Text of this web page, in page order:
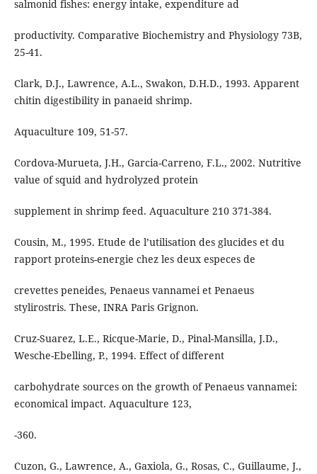
salmonid fishes: energy intake, expenditure ad
productivity. Comparative Biochemistry and Physiology 73B,
25-41.
Clark, D.J., Lawrence, A.L., Swakon, D.H.D., 1993. Apparent
chitin digestibility in panaeid shrimp.
Aquaculture 109, 51-57.
Cordova-Murueta, J.H., Garcia-Carreno, F.L., 2002. Nutritive
value of squid and hydrolyzed protein
supplement in shrimp feed. Aquaculture 210 371-384.
Cousin, M., 1995. Etude de l’utilisation des glucides et du
rapport proteins-energie chez les deux especes de
crevettes peneides, Penaeus vannamei et Penaeus
stylirostris. These, INRA Paris Grignon.
Cruz-Suarez, L.E., Ricque-Marie, D., Pinal-Mansilla, J.D.,
Wesche-Ebelling, P., 1994. Effect of different
carbohydrate sources on the growth of Penaeus vannamei:
economical impact. Aquaculture 123,
-360.
Cuzon, G., Lawrence, A., Gaxiola, G., Rosas, C., Guillaume, J.,